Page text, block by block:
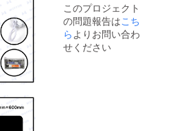
このプロジェクト
の問題報告はこち
らよりお問い合わ
せください